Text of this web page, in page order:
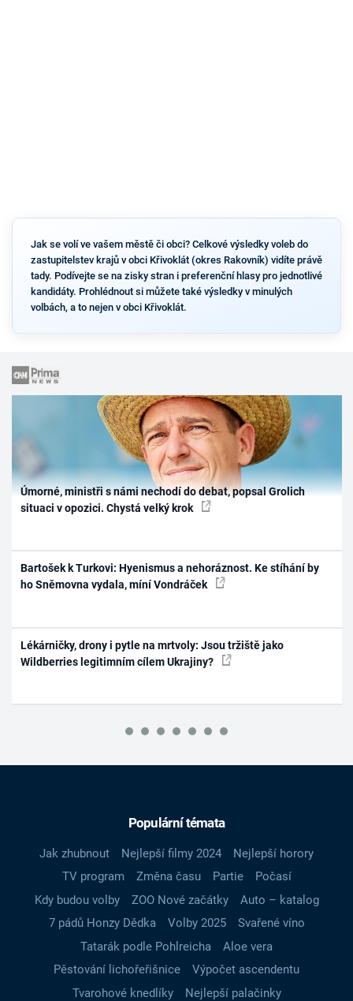
Jak se volí ve vašem městě či obci? Celkové výsledky voleb do
zastupitelstev krajů v obci Křivoklát (okres Rakovník) vidíte právě
tady. Podívejte se na zisky stran i preferenční hlasy pro jednotlivé
kandidáty. Prohlédnout si můžete také výsledky v minulých
volbách, a to nejen v obci Křivoklát.
Úmorné, ministři s námi nechodí do debat, popsal Grolich
situaci v opozici. Chystá velký krok
Bartošek k Turkovi: Hyenismus a nehoráznost. Ke stíhání by
ho Sněmovna vydala, míní Vondráček
Lékárničky, drony i pytle na mrtvoly: Jsou tržiště jako
Wildberries legitimním cílem Ukrajiny?
Populární témata
Jak zhubnout Nejlepší filmy 2024
Nejlepší horory
TV program
Změna času Partie
Počasí
Kdy budou volby
ZOO Nové začátky
Auto – katalog
7 pádů Honzy Dědka
Volby 2025
Svařené víno
Tatarák podle Pohlreicha
Aloe vera
Pěstování lichořeřišnice
Výpočet ascendentu
Tvarohové knedlíky
Nejlepší palačinky